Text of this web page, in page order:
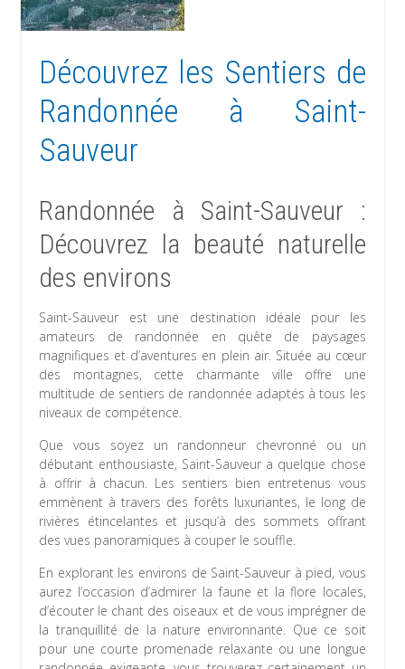
Découvrez les Sentiers de
Randonnée à Saint-
Sauveur
Randonnée à Saint-Sauveur :
Découvrez la beauté naturelle
des environs
Saint-Sauveur est une destination idéale pour les
amateurs de randonnée en quête de paysages
magnifiques et d’aventures en plein air. Située au cœur
des montagnes, cette charmante ville offre une
multitude de sentiers de randonnée adaptés à tous les
niveaux de compétence.
Que vous soyez un randonneur chevronné ou un
débutant enthousiaste, Saint-Sauveur a quelque chose
à offrir à chacun. Les sentiers bien entretenus vous
emmènent à travers des forêts luxuriantes, le long de
rivières étincelantes et jusqu’à des sommets offrant
des vues panoramiques à couper le souffle.
En explorant les environs de Saint-Sauveur à pied, vous
aurez l’occasion d’admirer la faune et la flore locales,
d’écouter le chant des oiseaux et de vous imprégner de
la tranquillité de la nature environnante. Que ce soit
pour une courte promenade relaxante ou une longue